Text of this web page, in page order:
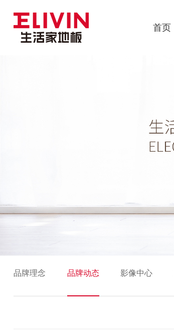
首页
品牌理念 品牌动态 影像中心